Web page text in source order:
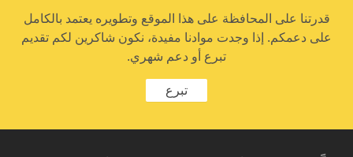
قدرتنا على المحافظة على هذا الموقع وتطويره يعتمد بالكامل
على دعمكم. إذا وجدت موادنا مفيدة، نكون شاكرين لكم تقديم
تبرع أو دعم شهري.
تبرع